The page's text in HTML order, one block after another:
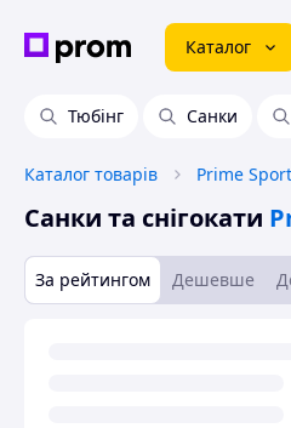
Каталог
Тюбінг Санки
Каталог товарів Prime Sport
Санки та снігокати
За рейтингом Дешевше